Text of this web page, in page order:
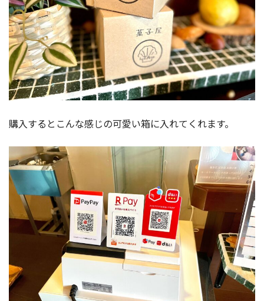
購入するとこんな感じの可愛い箱に入れてくれます。